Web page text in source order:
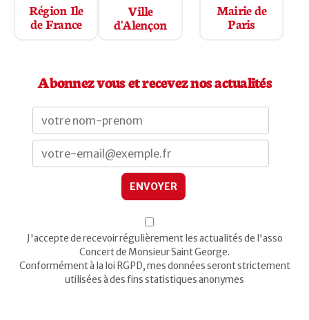
Région Ile
de France
Ville
d'Alençon
Mairie de
Paris
Abonnez vous et recevez nos actualités
J'accepte de recevoir régulièrement les actualités de l'asso
Concert de Monsieur Saint George.
Conformément à la loi RGPD, mes données seront strictement
utilisées à des fins statistiques anonymes